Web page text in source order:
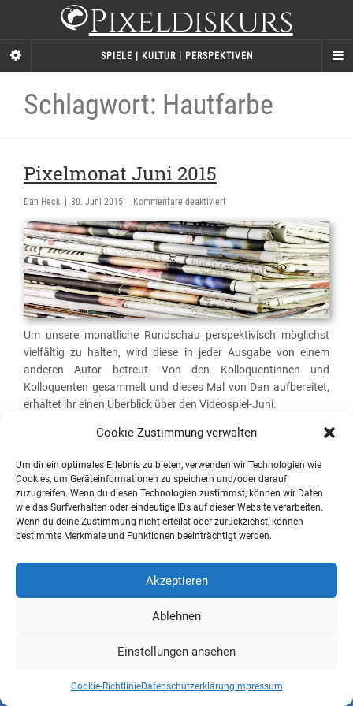
Cookie-Zustimmung verwalten
Um dir ein optimales Erlebnis zu bieten, verwenden wir Technologien wie
Cookies, um Geräteinformationen zu speichern und/oder darauf
zuzugreifen. Wenn du diesen Technologien zustimmst, können wir Daten
wie das Surfverhalten oder eindeutige IDs auf dieser Website verarbeiten.
Wenn du deine Zustimmung nicht erteilst oder zurückziehst, können
bestimmte Merkmale und Funktionen beeinträchtigt werden.
Akzeptieren
Ablehnen
Einstellungen ansehen
Cookie-RichtlinieDatenschutzerklärung Impressum
Pixeldiskurs
SPIELE | KULTUR | PERSPEKTIVEN
Schlagwort: Hautfarbe
Pixelmonat Juni 2015
Dan Heck 30. Juni 2015 Kommentare deaktiviert
Juni
2015
Um unsere monatliche Rundschau perspektivisch möglichst
vielfältig zu halten, wird diese in jeder Ausgabe von einem
anderen Autor betreut. Von den Kolloquentinnen und
Kolloquenten gesammelt und dieses Mal von Dan aufbereitet,
erhaltet ihr einen Überblick über den Videospiel-Juni.
Pixeldiskurs – Spiele | Kultur | Perspektiven